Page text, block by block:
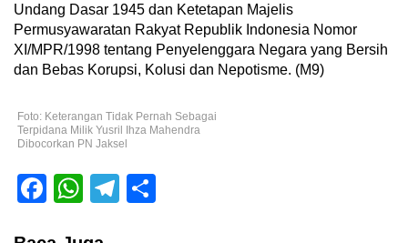
Undang Dasar 1945 dan Ketetapan Majelis
Permusyawaratan Rakyat Republik Indonesia Nomor
XI/MPR/1998 tentang Penyelenggara Negara yang Bersih
dan Bebas Korupsi, Kolusi dan Nepotisme. (M9)
Foto: Keterangan Tidak Pernah Sebagai
Terpidana Milik Yusril Ihza Mahendra
Dibocorkan PN Jaksel
Facebook
WhatsApp
Telegram